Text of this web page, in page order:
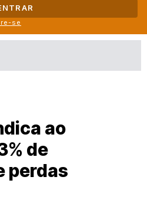
se
ao
de
perdas